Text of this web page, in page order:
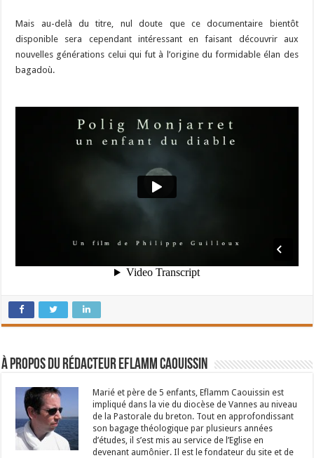
Mais au-delà du titre, nul doute que ce documentaire bientôt
disponible sera cependant intéressant en faisant découvrir aux
nouvelles générations celui qui fut à l’origine du formidable élan des
bagadoù.
À propos du rédacteur Eflamm Caouissin
Marié et père de 5 enfants, Eflamm Caouissin est
impliqué dans la vie du diocèse de Vannes au niveau
de la Pastorale du breton. Tout en approfondissant
son bagage théologique par plusieurs années
d’études, il s’est mis au service de l’Eglise en
devenant aumônier. Il est le fondateur du site et de